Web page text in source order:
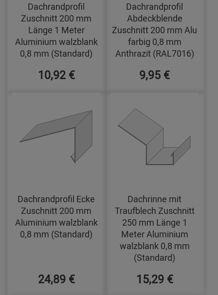
Dachrandprofil
Zuschnitt 200 mm
Länge 1 Meter
Aluminium walzblank
0,8 mm (Standard)
10,92 €
Dachrandprofil
Abdeckblende
Zuschnitt 200 mm Alu
farbig 0,8 mm
Anthrazit (RAL7016)
9,95 €
Dachrandprofil Ecke
Zuschnitt 200 mm
Aluminium walzblank
0,8 mm (Standard)
24,89 €
Dachrinne mit
Traufblech Zuschnitt
250 mm Länge 1
Meter Aluminium
walzblank 0,8 mm
(Standard)
15,29 €